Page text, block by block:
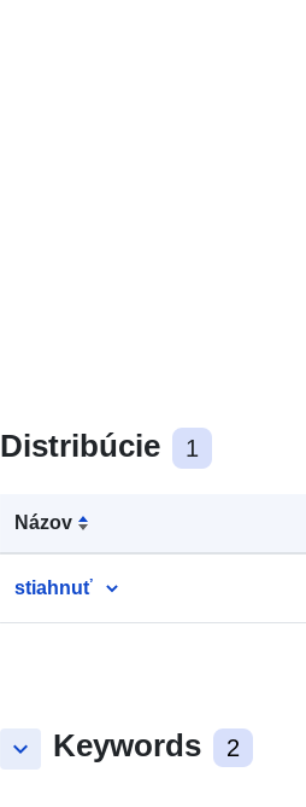
Distribúcie 1
Názov
stiahnuť
keyboard_arrow_down Keywords 2